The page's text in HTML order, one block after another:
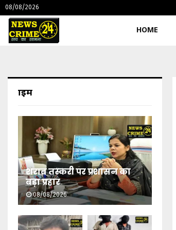
08/08/2026
HOME
क्राइम
शराब तस्करी पर प्रशासन का
बड़ा प्रहार
08/08/2026